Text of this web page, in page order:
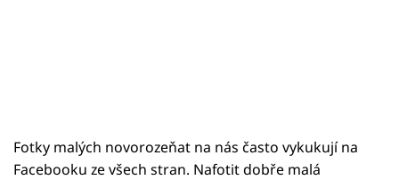
Fotky malých novorozeňat na nás často vykukují na
Facebooku ze všech stran. Nafotit dobře malá